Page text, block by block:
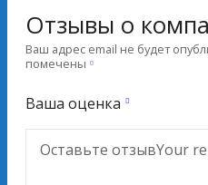
Отзывы о
Ваш адрес email не будет
помечены
Ваша оценка
Оставьте отзывYour